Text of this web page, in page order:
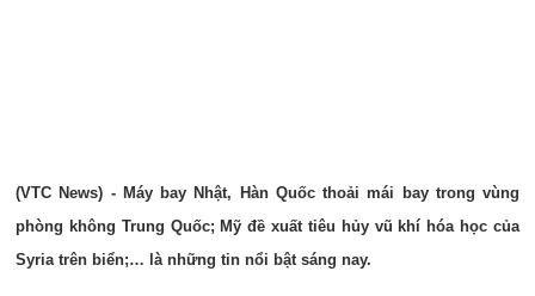
(VTC News) - Máy bay Nhật, Hàn Quốc thoải mái bay trong vùng
phòng không Trung Quốc; Mỹ đề xuất tiêu hủy vũ khí hóa học của
Syria trên biển;… là những tin nổi bật sáng nay.